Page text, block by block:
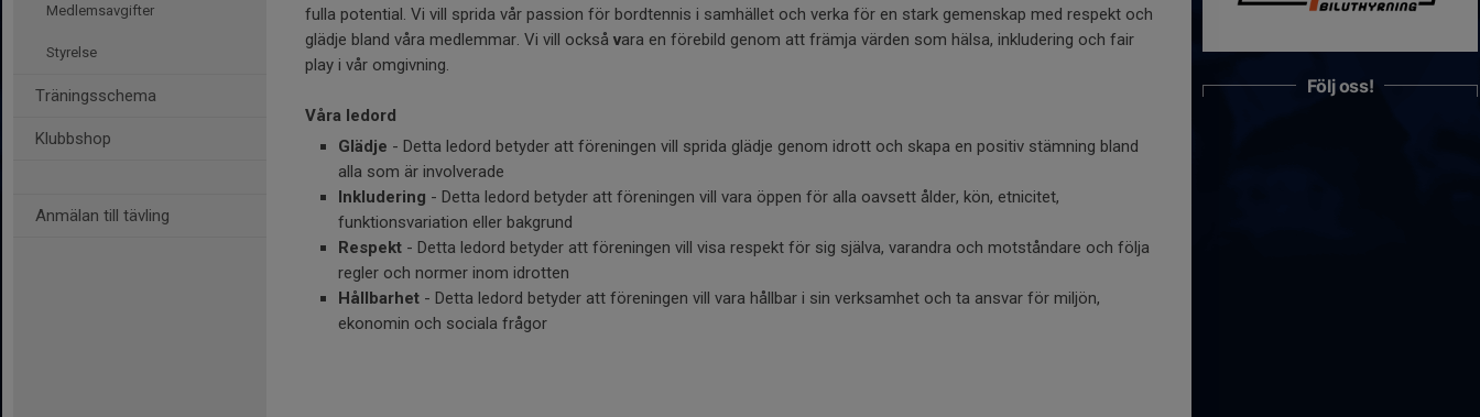
Medlemsavgifter
Styrelse
Träningsschema
Klubbshop
Anmälan till tävling
fulla potential. Vi vill sprida vår passion för bordtennis i samhället och verka för en stark gemenskap med respekt och
glädje bland våra medlemmar. Vi vill också vara en förebild genom att främja värden som hälsa, inkludering och fair
play i vår omgivning.
Våra ledord
Glädje - Detta ledord betyder att föreningen vill sprida glädje genom idrott och skapa en positiv stämning bland
alla som är involverade
Inkludering - Detta ledord betyder att föreningen vill vara öppen för alla oavsett ålder, kön, etnicitet,
funktionsvariation eller bakgrund
Respekt - Detta ledord betyder att föreningen vill visa respekt för sig själva, varandra och motståndare och följa
regler och normer inom idrotten
Hållbarhet - Detta ledord betyder att föreningen vill vara hållbar i sin verksamhet och ta ansvar för miljön,
ekonomin och sociala frågor
Följ oss!